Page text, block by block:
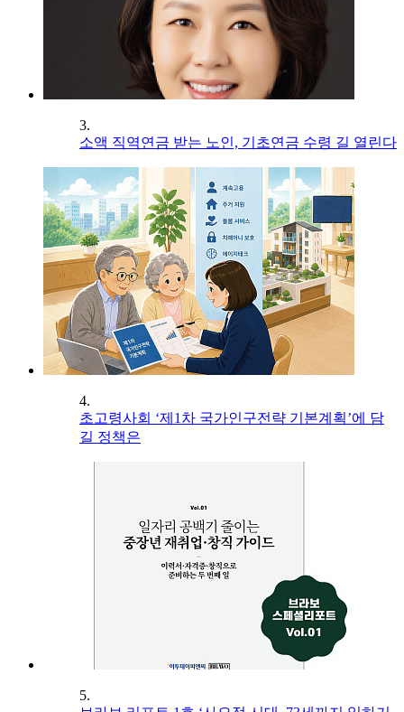
3.
소액 직역연금 받는 노인, 기초연금 수령 길 열린다
4.
초고령사회 ‘제1차 국가인구전략 기본계획’에 담
길 정책은
5.